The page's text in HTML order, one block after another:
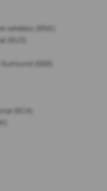
wireless (6NX)
(6U3)
(688)
(6C4)